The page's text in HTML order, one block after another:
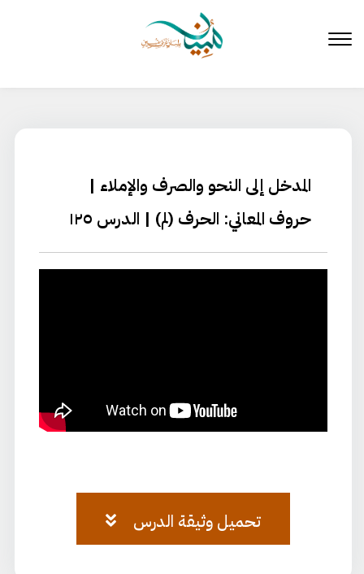
المحتوى
المدخل إلى النحو والصرف والإملاء |
حروف المعاني: الحرف (لم) | الدرس ١٢٥
تحميل وثيقة الدرس